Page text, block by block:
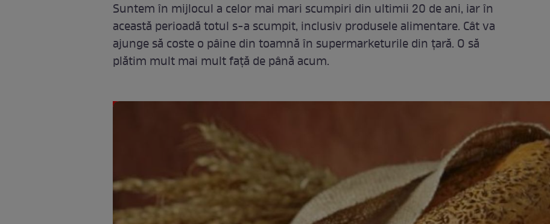
Suntem în mijlocul a celor mai mari scumpiri din ultimii 20 de ani, iar în
această perioadă totul s-a scumpit, inclusiv produsele alimentare. Cât va
ajunge să coste o pâine din toamnă în supermarketurile din țară. O să
plătim mult mai mult față de până acum.